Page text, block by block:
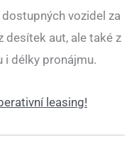
vozidel za
desítek aut, ale také z
i délky pronájmu.
leasing!